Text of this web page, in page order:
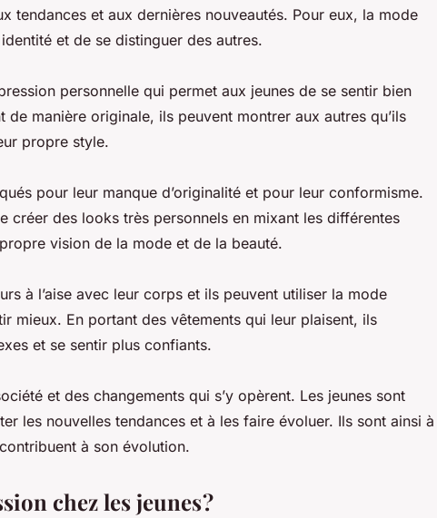
tendances et aux dernières nouveautés. Pour eux, la mode
et de se distinguer des autres.
personnelle qui permet aux jeunes de se sentir bien
de manière originale, ils peuvent montrer aux autres qu’ils
propre style.
pour leur manque d’originalité et pour leur conformisme.
créer des looks très personnels en mixant les différentes
vision de la mode et de la beauté.
à l’aise avec leur corps et ils peuvent utiliser la mode
mieux. En portant des vêtements qui leur plaisent, ils
et se sentir plus confiants.
et des changements qui s’y opèrent. Les jeunes sont
les nouvelles tendances et à les faire évoluer. Ils sont ainsi à
à son évolution.
chez les jeunes ?